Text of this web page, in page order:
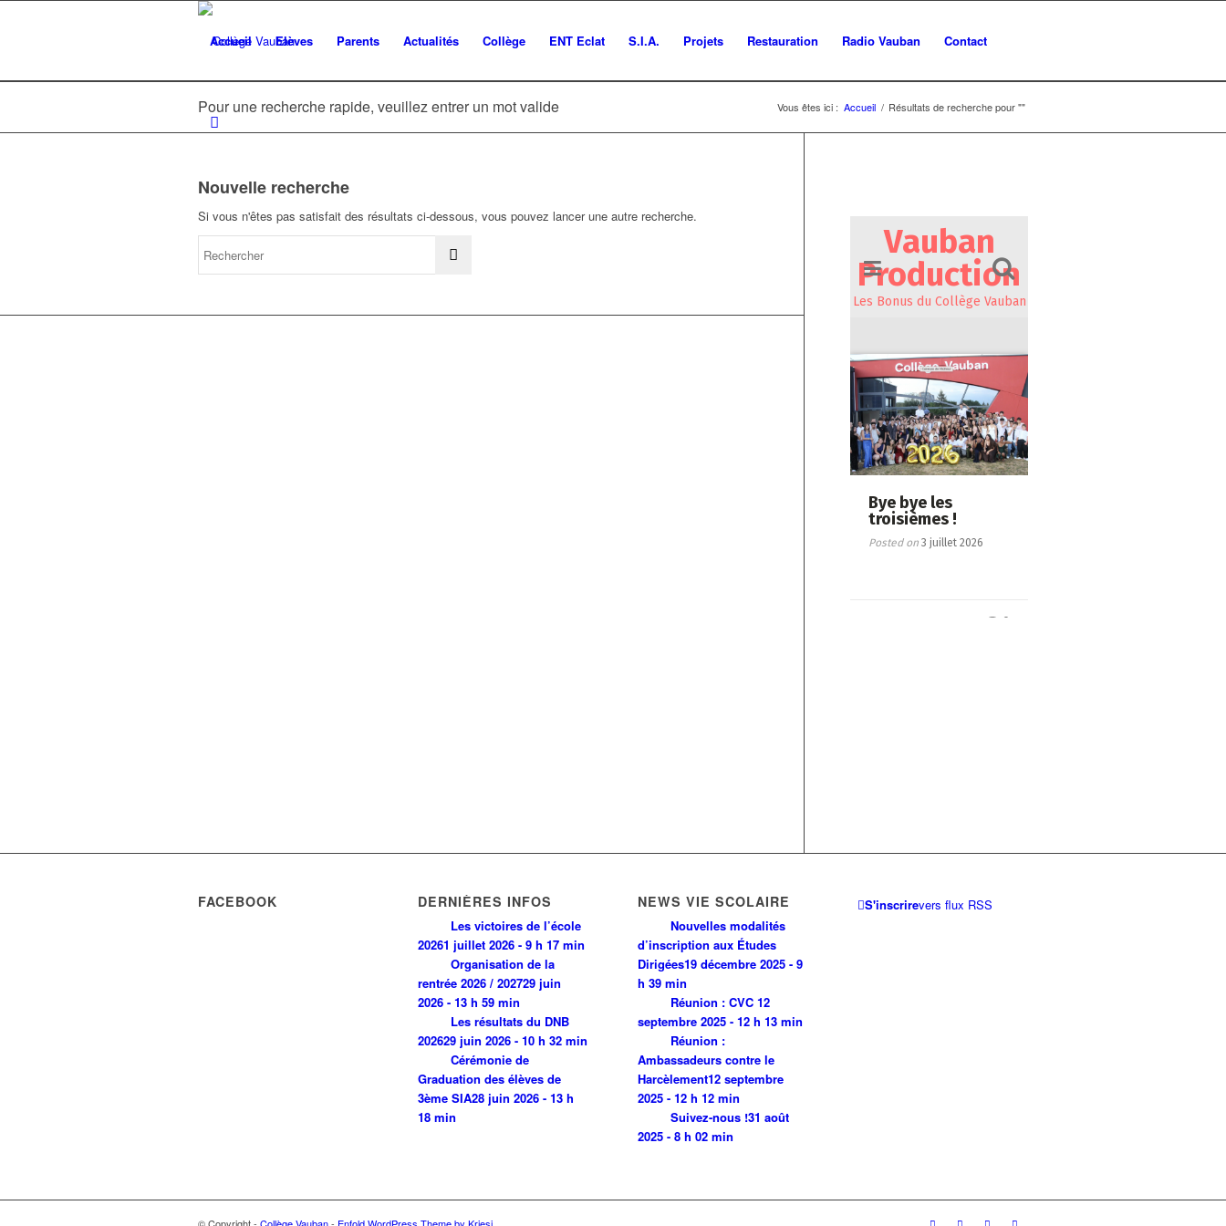
Accueil Elèves Parents Actualités Collège ENT Eclat S.I.A. Projets Restauration Radio Vauban Contact
Pour une recherche rapide, veuillez entrer un mot valide Vous êtes ici : Accueil / Résultats de recherche pour ""
Nouvelle recherche
Si vous n'êtes pas satisfait des résultats ci-dessous, vous pouvez lancer une autre recherche.
FACEBOOK DERNIÈRES INFOS
Les victoires de l’école
20261 juillet 2026 - 9 h 17 min
Organisation de la
rentrée 2026 / 202729 juin
2026 - 13 h 59 min
Les résultats du DNB
202629 juin 2026 - 10 h 32 min
Cérémonie de
Graduation des élèves de
3ème SIA28 juin 2026 - 13 h
18 min
NEWS VIE SCOLAIRE
Nouvelles modalités
d’inscription aux Études
Dirigées19 décembre 2025 - 9
h 39 min
Réunion : CVC12
septembre 2025 - 12 h 13 min
Réunion :
Ambassadeurs contre le
Harcèlement12 septembre
2025 - 12 h 12 min
Suivez-nous !31 août
2025 - 8 h 02 min
S'inscrirevers flux RSS